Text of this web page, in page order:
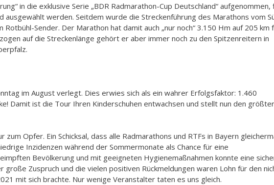
in die exklusive Serie „BDR Radmarathon-Cup Deutschland“ aufgenommen,
ausgewählt werden. Seitdem wurde die Streckenführung des Marathons vom
Sender. Der Marathon hat damit auch „nur noch“ 3.150 Hm auf 205 km
auf die Streckenlänge gehört er aber immer noch zu den Spitzenreitern in
im August verlegt. Dies erwies sich als ein wahrer Erfolgsfaktor: 1.460
Damit ist die Tour Ihren Kinderschuhen entwachsen und stellt nun den
Opfer. Ein Schicksal, dass alle Radmarathons und RTFs in Bayern
Inzidenzen während der Sommermonate als Chance für eine
Bevölkerung und mit geeigneten Hygienemaßnahmen konnte eine
Zuspruch und die vielen positiven Rückmeldungen waren Lohn für den
mit sich brachte. Nur wenige Veranstalter taten es uns gleich.